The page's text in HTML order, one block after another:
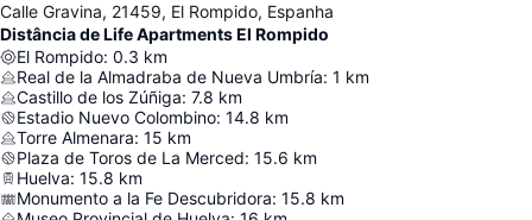
Calle Gravina, 21459, El Rompido, Espanha
Distância de Life Apartments El Rompido
El Rompido: 0.3 km
Real de la Almadraba de Nueva Umbría: 1 km
Castillo de los Zúñiga: 7.8 km
Estadio Nuevo Colombino: 14.8 km
Torre Almenara: 15 km
Plaza de Toros de La Merced: 15.6 km
Huelva: 15.8 km
Monumento a la Fe Descubridora: 15.8 km